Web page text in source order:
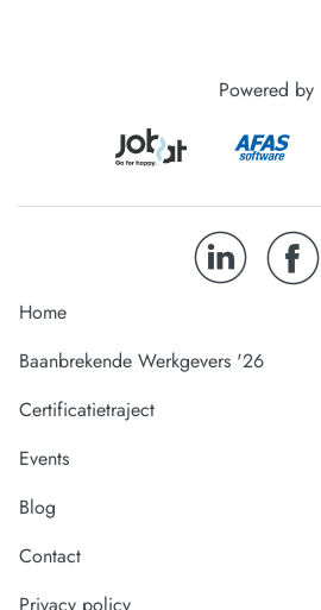
Powered by
Home
Baanbrekende Werkgevers '26
Certificatietraject
Events
Blog
Contact